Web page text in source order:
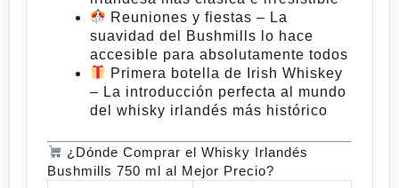
Reuniones y fiestas – La
suavidad del Bushmills lo hace
accesible para absolutamente todos
Primera botella de Irish Whiskey
– La introducción perfecta al mundo
del whisky irlandés más histórico
¿Dónde Comprar el Whisky Irlandés
Bushmills 750 ml al Mejor Precio?